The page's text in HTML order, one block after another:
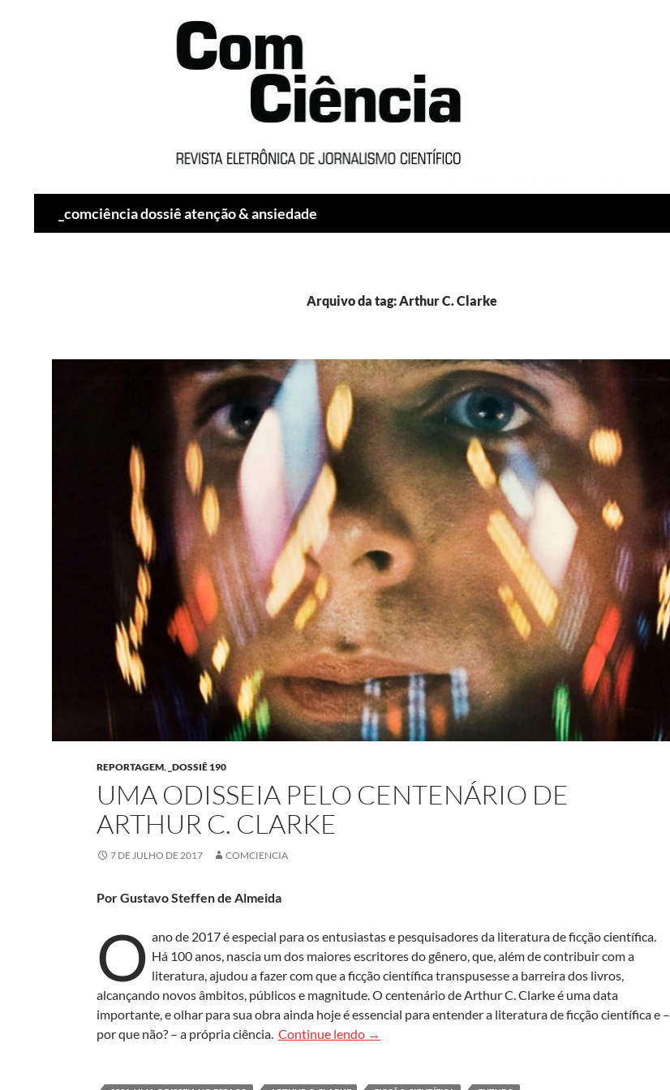
_comciência dossiê atenção & ansiedade
Arquivo da tag: Arthur C. Clarke
REPORTAGEM, _DOSSIÊ 190
UMA ODISSEIA PELO CENTENÁRIO DE
ARTHUR C. CLARKE
7 DE JULHO DE 2017 COMCIENCIA
Por Gustavo Steffen de Almeida
O ano de 2017 é especial para os entusiastas e pesquisadores da literatura de ficção científica.
Há 100 anos, nascia um dos maiores escritores do gênero, que, além de contribuir com a
literatura, ajudou a fazer com que a ficção científica transpusesse a barreira dos livros,
alcançando novos âmbitos, públicos e magnitude. O centenário de Arthur C. Clarke é uma data
importante, e olhar para sua obra ainda hoje é essencial para entender a literatura de ficção científica e –
por que não? – a própria ciência. Continue lendo Uma odisseia pelo centenário de Arthur C. Clarke
→